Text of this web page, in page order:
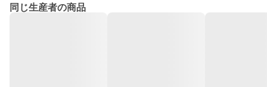
同じ生産者の商品